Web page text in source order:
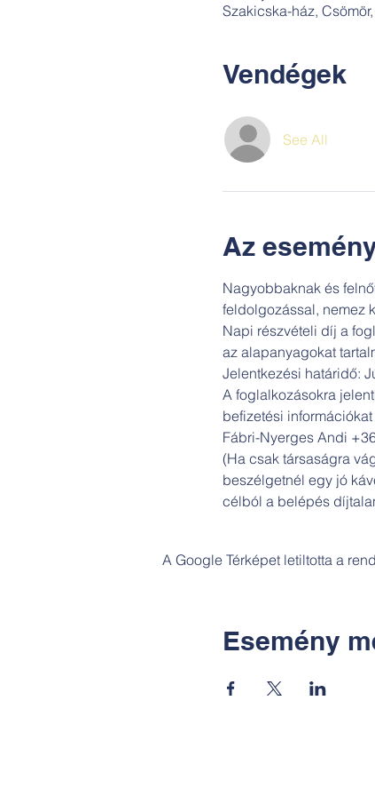
Szakicska-ház,
Vendégek
See All
Az
Nagyobbaknak és
feldolgozással, nemez
Napi részvételi díj a
az alapanyagokat
Jelentkezési határidő:
A foglalkozásokra
befizetési
Fábri-Nyerges Andi
(Ha csak társaságra
beszélgetnél egy jó
célból a belépés
A Google Térképet letiltotta a
Esemény